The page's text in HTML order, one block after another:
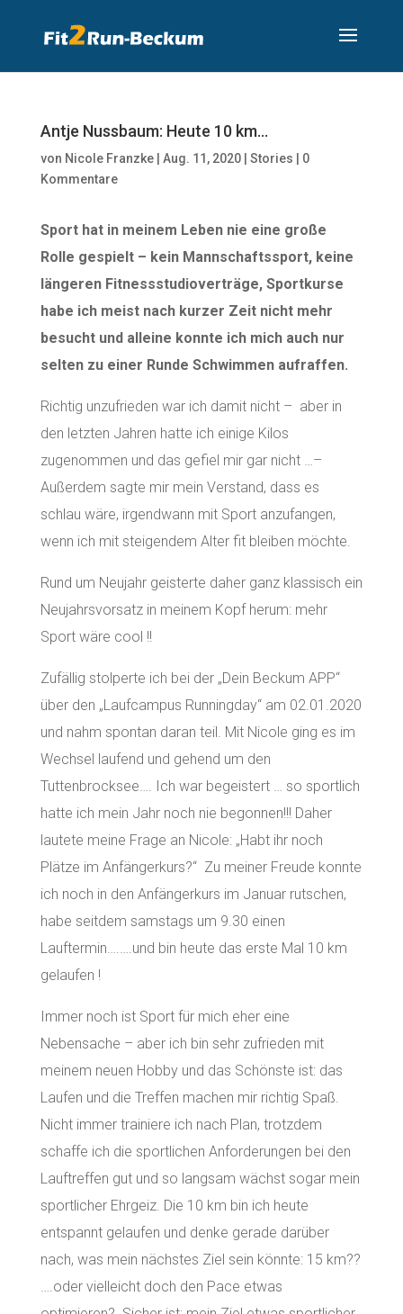
Antje Nussbaum: Heute 10 km…
von Nicole Franzke| Aug. 11, 2020| Stories
0
Kommentare
Sport hat in meinem Leben nie eine große
Rolle gespielt – kein Mannschaftssport, keine
längeren Fitnessstudioverträge, Sportkurse
habe ich meist nach kurzer Zeit nicht mehr
besucht und alleine konnte ich mich auch nur
selten zu einer Runde Schwimmen aufraffen.
Richtig unzufrieden war ich damit nicht – aber in
den letzten Jahren hatte ich einige Kilos
zugenommen und das gefiel mir gar nicht …–
Außerdem sagte mir mein Verstand, dass es
schlau wäre, irgendwann mit Sport anzufangen,
wenn ich mit steigendem Alter fit bleiben möchte.
Rund um Neujahr geisterte daher ganz klassisch ein
Neujahrsvorsatz in meinem Kopf herum: mehr
Sport wäre cool !!
Zufällig stolperte ich bei der „Dein Beckum APP“
über den „Laufcampus Runningday“ am 02.01.2020
und nahm spontan daran teil. Mit Nicole ging es im
Wechsel laufend und gehend um den
Tuttenbrocksee…. Ich war begeistert … so sportlich
hatte ich mein Jahr noch nie begonnen!!! Daher
lautete meine Frage an Nicole: „Habt ihr noch
Plätze im Anfängerkurs?“ Zu meiner Freude konnte
ich noch in den Anfängerkurs im Januar rutschen,
habe seitdem samstags um 9.30 einen
Lauftermin….….und bin heute das erste Mal 10 km
gelaufen !
Immer noch ist Sport für mich eher eine
Nebensache – aber ich bin sehr zufrieden mit
meinem neuen Hobby und das Schönste ist: das
Laufen und die Treffen machen mir richtig Spaß.
Nicht immer trainiere ich nach Plan, trotzdem
schaffe ich die sportlichen Anforderungen bei den
Lauftreffen gut und so langsam wächst sogar mein
sportlicher Ehrgeiz. Die 10 km bin ich heute
entspannt gelaufen und denke gerade darüber
nach, was mein nächstes Ziel sein könnte: 15 km??
….oder vielleicht doch den Pace etwas